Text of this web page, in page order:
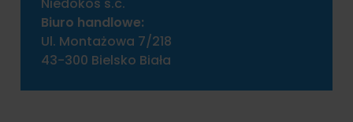
Biuro handlowe:
Ul. Montażowa 7/218
43-300 Bielsko Biała